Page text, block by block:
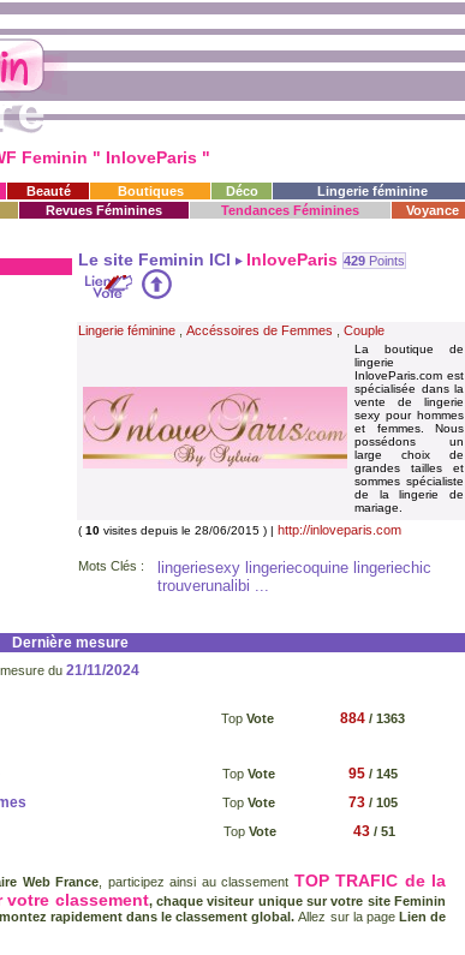
Feminin " InloveParis "
Beauté Boutiques Déco
Lingerie féminine
Revues Féminines Tendances Féminines Voyance
Le site Feminin ICI InloveParis 429 Points
Lingerie féminine Accéssoires de Femmes Couple
La boutique de
lingerie
InloveParis.com est
spécialisée dans la
vente de lingerie
sexy pour hommes
et femmes. Nous
possédons un
large choix de
grandes tailles et
sommes spécialiste
de la lingerie de
mariage.
( 10 visites depuis le 28/06/2015 ) | http://inloveparis.com
Mots Clés :
lingeriesexy lingeriecoquine lingeriechic
trouverunalibi ...
Dernière mesure
mesure du 21/11/2024
Top Vote 884/ 1363
Top Vote 95 / 145
Top Vote 73 / 105
Top Vote 43 / 51
Web France , participez ainsi au classement TOP TRAFIC de la
votre classement, chaque visiteur unique sur votre site Feminin
rapidement dans le classement global.Allez sur la page Lien de